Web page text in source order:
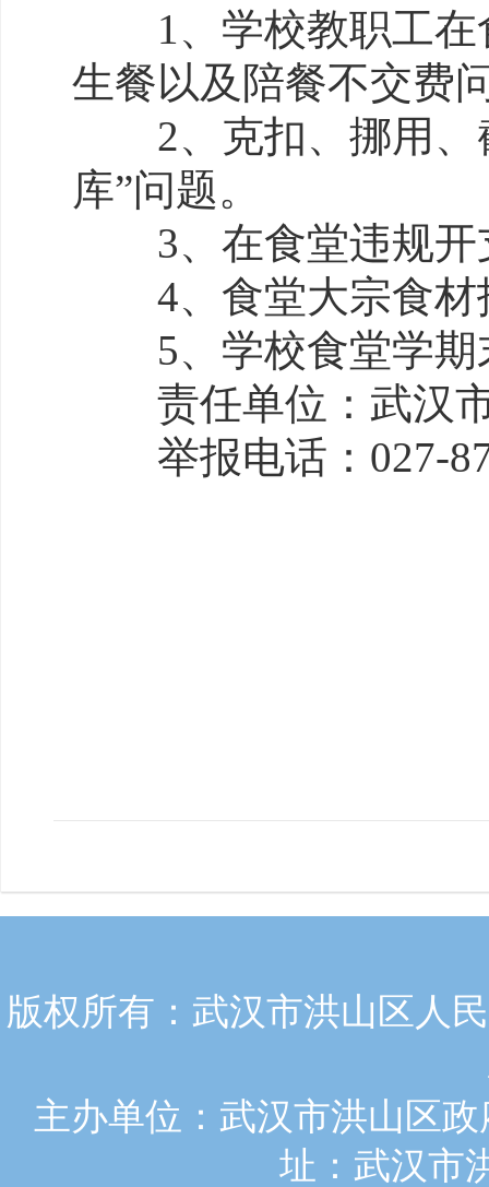
1、学校教职工
生餐以及陪餐不交费
2、克扣、挪用
库”问题。
3、在食堂违规
4、食堂大宗食
5、学校食堂学
责任单位：武汉市
举报电话： 027-
版权所有：武汉市洪山区人
主办单位：武汉市洪山区
址：武汉市